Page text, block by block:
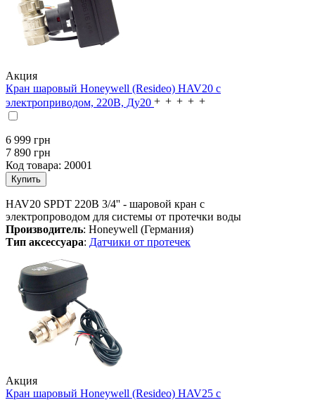
Акция
Кран шаровый Honeywell (Resideo) HAV20 с
электроприводом, 220В, Ду20
6 999 грн
7 890 грн
Код товара: 20001
HAV20 SPDT 220B 3/4'' - шаровой кран с
электропроводом для системы от протечки воды
Производитель: Honeywell (Германия)
Тип аксессуара: Датчики от протечек
Акция
Кран шаровый Honeywell (Resideo) HAV25 с